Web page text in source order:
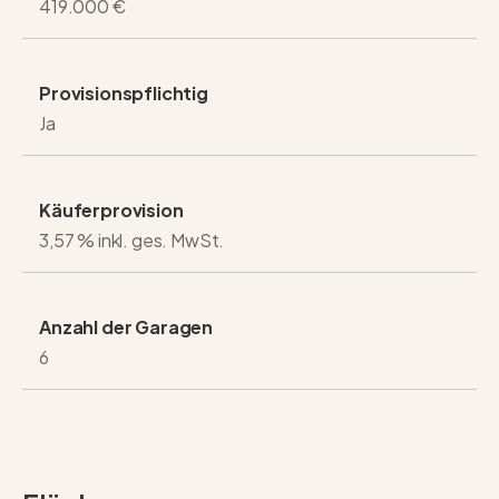
Kontaktieren Sie mich gerne für weitere Informationen
oder die Vereinbarung eines Besichtigungstermins.
419.000 €
Provisionspflichtig
Ja
Käuferprovision
3,57 % inkl. ges. MwSt.
Anzahl der Garagen
6